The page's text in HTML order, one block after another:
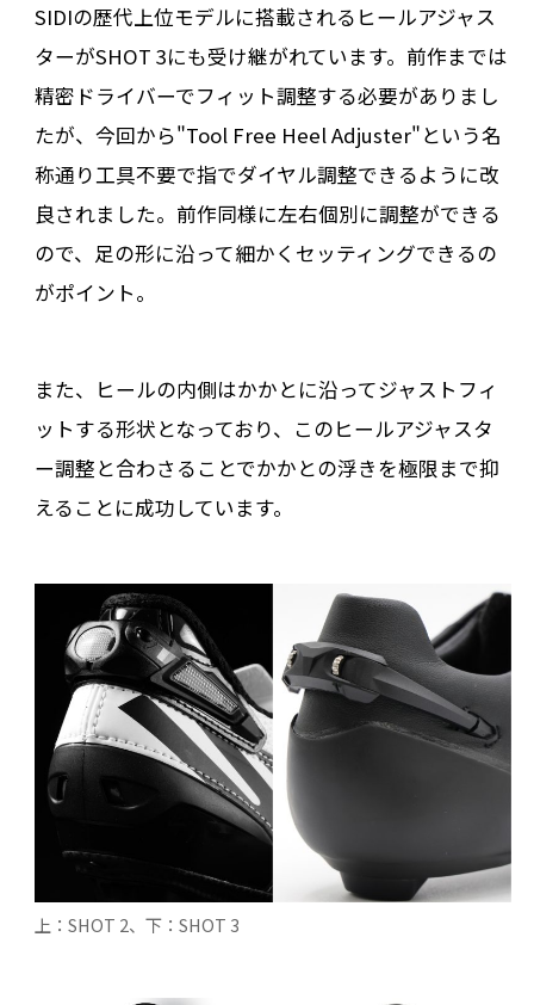
SIDIの歴代上位モデルに搭載されるヒールアジャス
ターがSHOT 3にも受け継がれています。前作までは
精密ドライバーでフィット調整する必要がありまし
たが、今回から"Tool Free Heel Adjuster"という名
称通り工具不要で指でダイヤル調整できるように改
良されました。前作同様に左右個別に調整ができる
ので、足の形に沿って細かくセッティングできるの
がポイント。
また、ヒールの内側はかかとに沿ってジャストフィ
ットする形状となっており、このヒールアジャスタ
ー調整と合わさることでかかとの浮きを極限まで抑
えることに成功しています。
上：SHOT 2、下：SHOT 3